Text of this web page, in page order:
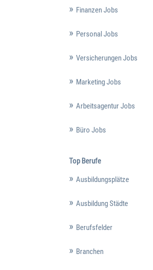
Finanzen Jobs
Personal Jobs
Versicherungen Jobs
Marketing Jobs
Arbeitsagentur Jobs
Büro Jobs
Top Berufe
Ausbildungsplätze
Ausbildung Städte
Berufsfelder
Branchen